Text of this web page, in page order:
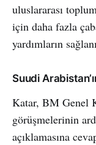
uluslararası
için daha fazla
yardımların
Suudi
Katar, BM Genel
görüşmelerinin
açıklamasına